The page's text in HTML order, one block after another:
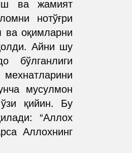
ва жамият
нотўғри
ва оқимларни
Айни шу
бўлганлиги
мусулмон
қийин. Бу
“Аллох
Аллохнинг